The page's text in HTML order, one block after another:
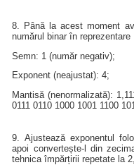
8. Până la acest moment
numărul binar în
Semn: 1 (număr negativ);
Exponent (neajustat): 4;
Mantisă (nenormalizată):
0111 0110 1000 1001 1100
9. Ajustează exponentul
apoi convertește-l din
tehnica împărțirii repetate la